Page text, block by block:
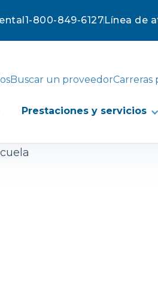
1-800-849-6127Línea de
Buscar un proveedorCarreras
Prestaciones y servicios